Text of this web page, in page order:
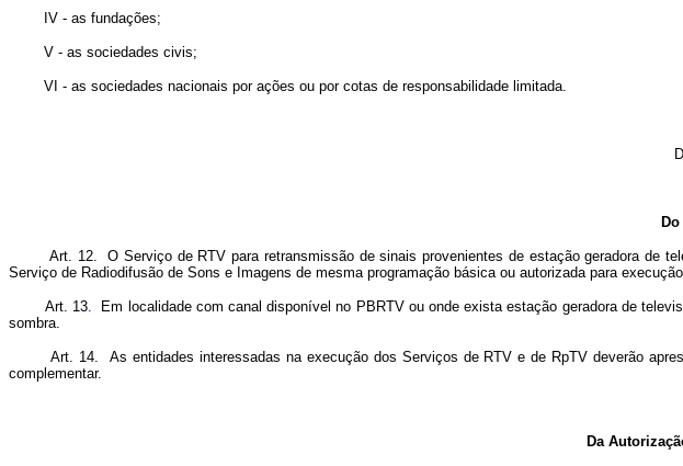
IV - as fundações;
V - as sociedades civis;
VI - as sociedades nacionais por ações ou por cotas de responsabilidade limitada.
Art. 12. O Serviço de RTV para retransmissão de sinais provenientes de estação geradora de
Serviço de Radiodifusão de Sons e Imagens de mesma programação básica ou autorizada para
Art. 13. Em localidade com canal disponível no PBRTV ou onde exista estação geradora de
sombra.
Art. 14. As entidades interessadas na execução dos Serviços de RTV e de RpTV deverão
complementar.
Da